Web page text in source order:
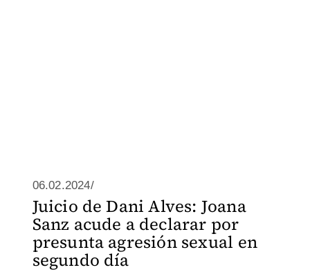
06.02.2024/
Juicio de Dani Alves: Joana
Sanz acude a declarar por
presunta agresión sexual en
segundo día